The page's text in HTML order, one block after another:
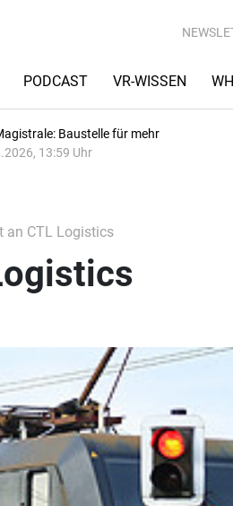
PODCAST VR-WISSEN
Baustelle für mehr
13:59 Uhr
an CTL Logistics